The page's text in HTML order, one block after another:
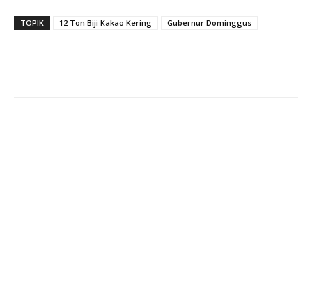
TOPIK 12 Ton Biji Kakao Kering Gubernur Dominggus